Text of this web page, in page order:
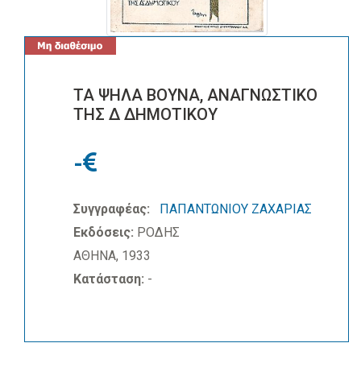
ΤΑ ΨΗΛΑ ΒΟΥΝΑ, ΑΝΑΓΝΩΣΤΙΚΟ
ΤΗΣ Δ ΔΗΜΟΤΙΚΟΥ
-
Συγγραφέας:
ΠΑΠΑΝΤΩΝΙΟΥ ΖΑΧΑΡΙΑΣ
Εκδόσεις: ΡΟΔΗΣ
ΑΘΗΝΑ, 1933
Κατάσταση: -